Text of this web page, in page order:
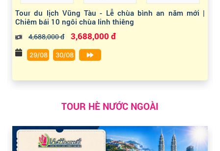
Tour du lịch Vũng Tàu - Lễ chùa bình an năm mới |
Chiêm bái 10 ngôi chùa linh thiêng
4,688,000 đ 3,688,000 đ
29/08 30/08
TOUR HÈ NƯỚC NGOÀI